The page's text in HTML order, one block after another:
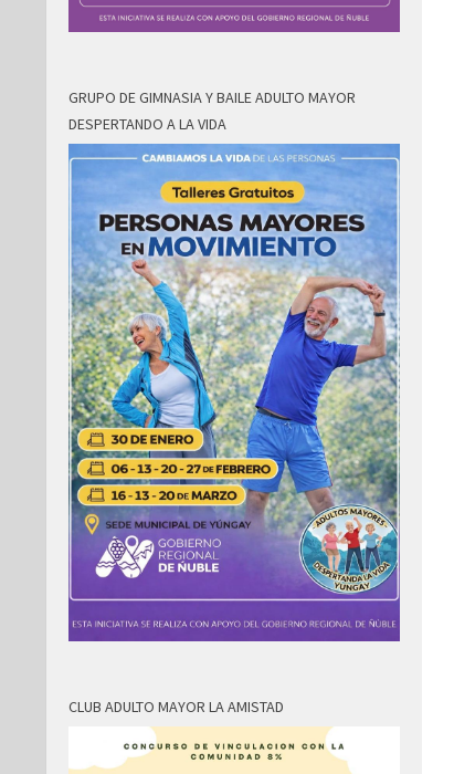
GRUPO DE GIMNASIA Y BAILE ADULTO MAYOR
DESPERTANDO A LA VIDA
CLUB ADULTO MAYOR LA AMISTAD